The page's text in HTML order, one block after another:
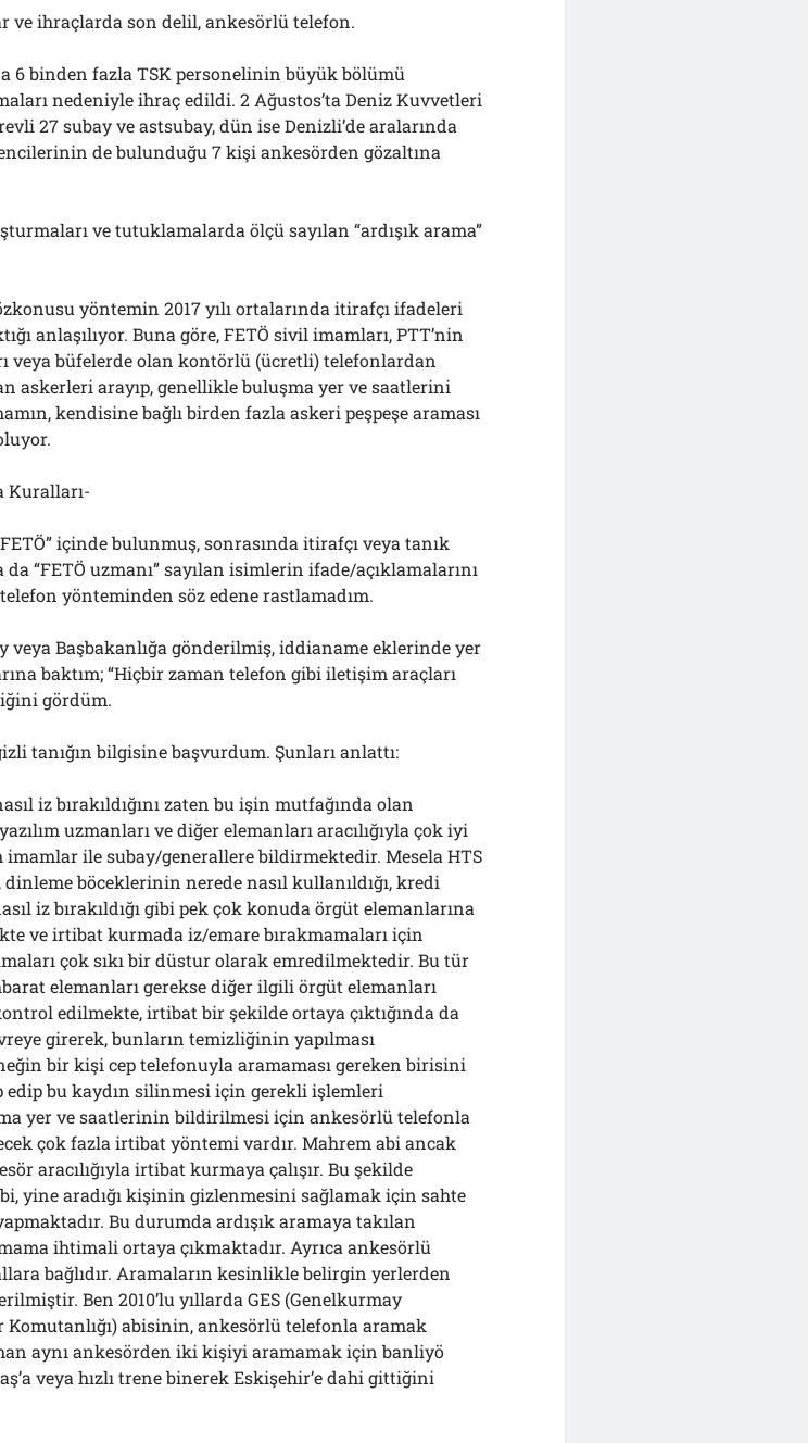
ve ihraçlarda son delil, ankesörlü telefon.
6 binden fazla TSK personelinin büyük bölümü
nedeniyle ihraç edildi. 2 Ağustos’ta Deniz Kuvvetleri
27 subay ve astsubay, dün ise Denizli’de aralarında
de bulunduğu 7 kişi ankesörden gözaltına
ve tutuklamalarda ölçü sayılan “ardışık arama”
yöntemin 2017 yılı ortalarında itirafçı ifadeleri
anlaşılıyor. Buna göre, FETÖ sivil imamları, PTT’nin
veya büfelerde olan kontörlü (ücretli) telefonlardan
askerleri arayıp, genellikle buluşma yer ve saatlerini
kendisine bağlı birden fazla askeri peşpeşe araması
Kuralları-
içinde bulunmuş, sonrasında itirafçı veya tanık
“FETÖ uzmanı” sayılan isimlerin ifade/açıklamalarını
yönteminden söz edene rastlamadım.
veya Başbakanlığa gönderilmiş, iddianame eklerinde yer
baktım; “Hiçbir zaman telefon gibi iletişim araçları
gördüm.
tanığın bilgisine başvurdum. Şunları anlattı:
iz bırakıldığını zaten bu işin mutfağında olan
uzmanları ve diğer elemanları aracılığıyla çok iyi
imamlar ile subay/generallere bildirmektedir. Mesela HTS
dinleme böceklerinin nerede nasıl kullanıldığı, kredi
iz bırakıldığı gibi pek çok konuda örgüt elemanlarına
ve irtibat kurmada iz/emare bırakmamaları için
çok sıkı bir düstur olarak emredilmektedir. Bu tür
elemanları gerekse diğer ilgili örgüt elemanları
edilmekte, irtibat bir şekilde ortaya çıktığında da
girerek, bunların temizliğinin yapılması
bir kişi cep telefonuyla aramaması gereken birisini
edip bu kaydın silinmesi için gerekli işlemleri
yer ve saatlerinin bildirilmesi için ankesörlü telefonla
çok fazla irtibat yöntemi vardır. Mahrem abi ancak
aracılığıyla irtibat kurmaya çalışır. Bu şekilde
yine aradığı kişinin gizlenmesini sağlamak için sahte
Bu durumda ardışık aramaya takılan
ihtimali ortaya çıkmaktadır. Ayrıca ankesörlü
bağlıdır. Aramaların kesinlikle belirgin yerlerden
Ben 2010’lu yıllarda GES (Genelkurmay
abisinin, ankesörlü telefonla aramak
aynı ankesörden iki kişiyi aramamak için banliyö
veya hızlı trene binerek Eskişehir’e dahi gittiğini